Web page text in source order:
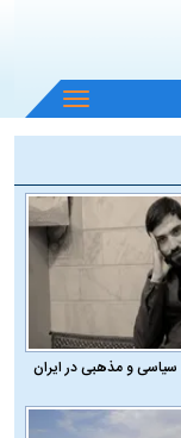
باز
و
منو
سیاسی و مذهبی در ایران